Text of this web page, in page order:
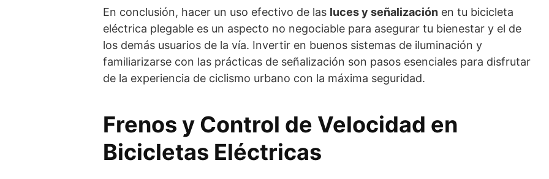
En conclusión, hacer un uso efectivo de las luces y señalización en tu bicicleta
eléctrica plegable es un aspecto no negociable para asegurar tu bienestar y el de
los demás usuarios de la vía. Invertir en buenos sistemas de iluminación y
familiarizarse con las prácticas de señalización son pasos esenciales para disfrutar
de la experiencia de ciclismo urbano con la máxima seguridad.
Frenos y Control de Velocidad en
Bicicletas Eléctricas